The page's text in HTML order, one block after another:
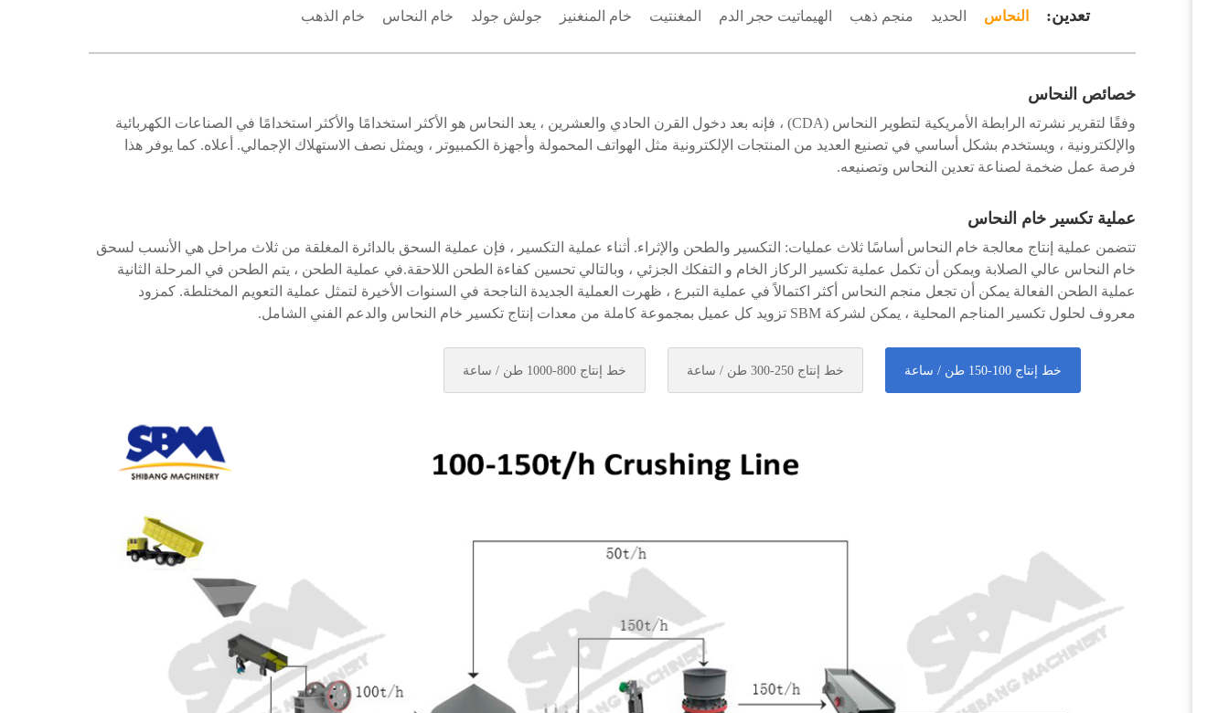
تعدين: النحاس الحديد منجم ذهب الهيماتيت حجر الدم المغنتيت خام المنغنيز جولش جولد خام النحاس خام الذهب
خصائص النحاس
وفقًا لتقرير نشرته الرابطة الأمريكية لتطوير النحاس (CDA) ، فإنه بعد دخول القرن الحادي والعشرين ، يعد النحاس هو الأكثر استخدامًا والأكثر استخدامًا في الصناعات الكهربائية
والإلكترونية ، ويستخدم بشكل أساسي في تصنيع العديد من المنتجات الإلكترونية مثل الهواتف المحمولة وأجهزة الكمبيوتر ، ويمثل نصف الاستهلاك الإجمالي. أعلاه. كما يوفر هذا
فرصة عمل ضخمة لصناعة تعدين النحاس وتصنيعه.
عملية تكسير خام النحاس
تتضمن عملية إنتاج معالجة خام النحاس أساسًا ثلاث عمليات: التكسير والطحن والإثراء. أثناء عملية التكسير ، فإن عملية السحق بالدائرة المغلقة من ثلاث مراحل هي الأنسب لسحق
خام النحاس عالي الصلابة ويمكن أن تكمل عملية تكسير الركاز الخام و التفكك الجزئي ، وبالتالي تحسين كفاءة الطحن اللاحقة.في عملية الطحن ، يتم الطحن في المرحلة الثانية
عملية الطحن الفعالة يمكن أن تجعل منجم النحاس أكثر اكتمالاً في عملية التبرع ، ظهرت العملية الجديدة الناجحة في السنوات الأخيرة لتمثل عملية التعويم المختلطة. كمزود
معروف لحلول تكسير المناجم المحلية ، يمكن لشركة SBM تزويد كل عميل بمجموعة كاملة من معدات إنتاج تكسير خام النحاس والدعم الفني الشامل.
خط إنتاج 100-150 طن / ساعة خط إنتاج 250-300 طن / ساعة خط إنتاج 800-1000 طن / ساعة